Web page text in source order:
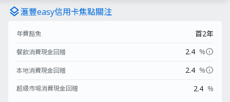
layers滙豐easy信用卡焦點關注
年費豁免 首2年
餐飲消費現金回贈 2.4 %info
本地消費現金回贈 2.4 %info
超級市埸消費現金回贈 2.4 %